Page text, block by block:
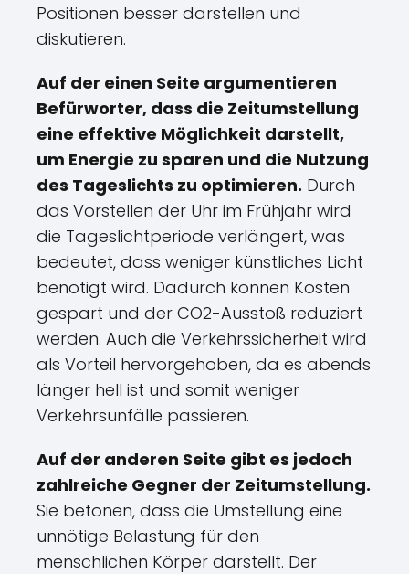
Positionen besser darstellen und
diskutieren.
Auf der einen Seite argumentieren
Befürworter, dass die Zeitumstellung
eine effektive Möglichkeit darstellt,
um Energie zu sparen und die Nutzung
des Tageslichts zu optimieren. Durch
das Vorstellen der Uhr im Frühjahr wird
die Tageslichtperiode verlängert, was
bedeutet, dass weniger künstliches Licht
benötigt wird. Dadurch können Kosten
gespart und der CO2-Ausstoß reduziert
werden. Auch die Verkehrssicherheit wird
als Vorteil hervorgehoben, da es abends
länger hell ist und somit weniger
Verkehrsunfälle passieren.
Auf der anderen Seite gibt es jedoch
zahlreiche Gegner der Zeitumstellung.
Sie betonen, dass die Umstellung eine
unnötige Belastung für den
menschlichen Körper darstellt. Der